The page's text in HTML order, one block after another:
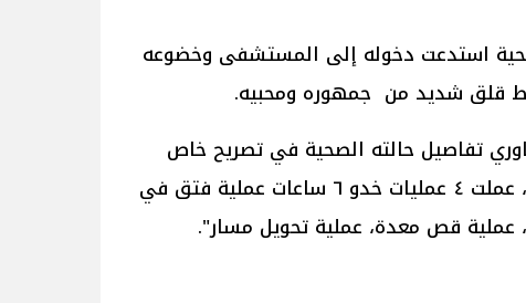
استدعت دخوله إلى المستشفى وخضوعه
قلق شديد من جمهوره ومحبيه.
تفاصيل حالته الصحية في تصريح خاص
لـ"وشوشة"، قائلاً: والله لسه تعبان، عملت ٤ عمليات خدو ٦ ساعات عملية فتق في
عملية قص معدة، عملية تحويل مسار".